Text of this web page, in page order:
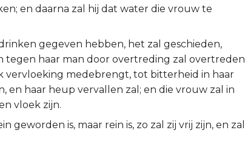
en daarna zal hij dat water die vrouw te
gegeven hebben, het zal geschieden,
tegen haar man door overtreding zal overtreden
vervloeking medebrengt, tot bitterheid in haar
en haar heup vervallen zal; en die vrouw zal in
vloek zijn.
geworden is, maar rein is, zo zal zij vrij zijn, en zal